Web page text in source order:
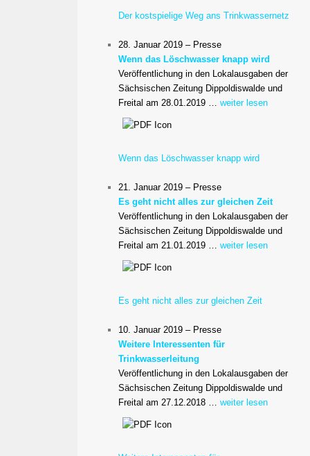
Der kostspielige Weg ans Trinkwassernetz
28. Januar 2019 – Presse
Wenn das Löschwasser knapp wird
Veröffentlichung in den Lokalausgaben der
Sächsischen Zeitung Dippoldiswalde und
Freital am 28.01.2019 …weiter lesen
Wenn das Löschwasser knapp wird
21. Januar 2019 – Presse
Es geht nicht alles zur gleichen Zeit
Veröffentlichung in den Lokalausgaben der
Sächsischen Zeitung Dippoldiswalde und
Freital am 21.01.2019 …weiter lesen
Es geht nicht alles zur gleichen Zeit
10. Januar 2019 – Presse
Weitere Interessenten für
Trinkwasserleitung
Veröffentlichung in den Lokalausgaben der
Sächsischen Zeitung Dippoldiswalde und
Freital am 27.12.2018 …weiter lesen